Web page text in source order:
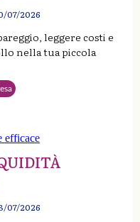
07/2026
leggere costi e
nella tua piccola
07/2026